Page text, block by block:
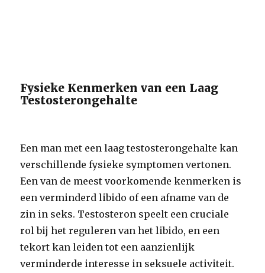
Fysieke Kenmerken van een Laag
Testosterongehalte
Een man met een laag testosterongehalte kan
verschillende fysieke symptomen vertonen.
Een van de meest voorkomende kenmerken is
een verminderd libido of een afname van de
zin in seks. Testosteron speelt een cruciale
rol bij het reguleren van het libido, en een
tekort kan leiden tot een aanzienlijk
verminderde interesse in seksuele activiteit.